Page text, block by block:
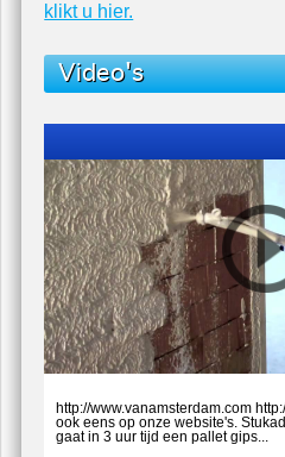
klikt u hier.
Video's
http://www.vanamsterdam.com
ook eens op onze website's.
gaat in 3 uur tijd een pallet gips...